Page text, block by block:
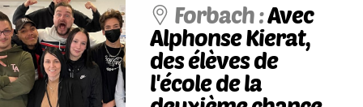
Forbach :Avec
Alphonse Kierat,
des élèves de
l'école de la